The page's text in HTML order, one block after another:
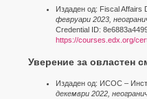
Издаден од: Fiscal Affairs
февруари 2023,
Credential ID:
https://courses.edx.org/
Уверение за овластен
Издаден од: ИСОС –
декември 2022,